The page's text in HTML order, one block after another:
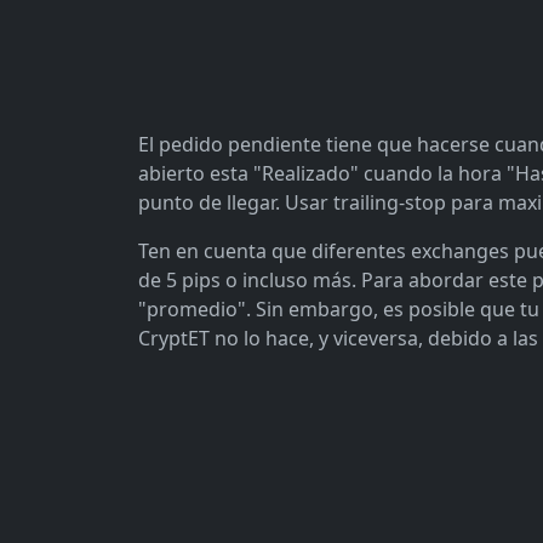
El pedido pendiente tiene que hacerse
abierto esta "Realizado" cuando la hora
punto de llegar. Usar trailing-stop para
Ten en cuenta que diferentes exchanges
de 5 pips o incluso más. Para abordar
"promedio". Sin embargo, es posible que
CryptET no lo hace, y viceversa, debido a